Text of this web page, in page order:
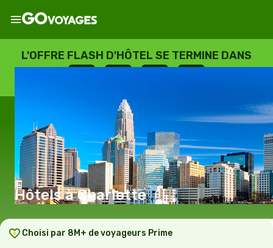
L'OFFRE FLASH D'HÔTEL SE TERMINE DANS
Hôtels à Charlotte
Choisi par 8M+ de voyageurs Prime